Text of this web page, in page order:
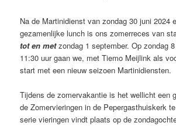
Na de Martinidienst van zondag 30 juni 2024
gezamenlijke lunch is ons zomerreces van
tot en metzondag 1 september. Op zondag
11:30 uur gaan we, met Tiemo Meijlink als
start met een nieuw seizoen Martinidiensten.
Tijdens de zomervakantie is het wellicht een
de Zomervieringen in de Pepergasthuiskerk
serie vieringen vindt plaats op de